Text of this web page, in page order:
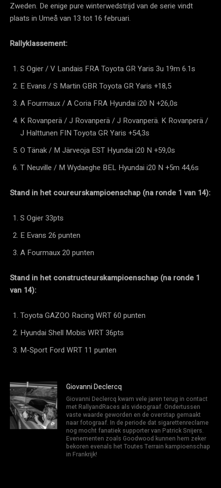
Zweden. De enige pure winterwedstrijd van de serie vindt
plaats in Umeå van 13 tot 16 februari.
Rallyklassement:
S Ogier / V Landais FRA Toyota GR Yaris 3u 19m 6.1s
E Evans / S Martin GBR Toyota GR Yaris +18,5
A Fourmaux / A Coria FRA Hyundai i20 N +26,0s
K Rovanperä / J Rovanperä / J Rovanperä. K Rovanperä /
J Halttunen FIN Toyota GR Yaris +54,3s
O Tänak / M Järveoja EST Hyundai i20 N +59,0s
T Neuville / M Wydaeghe BEL Hyundai i20 N +5m 44,6s
Stand in het coureurskampioenschap (na ronde 1 van 14):
S Ogier 33pts
E Evans 26 punten
A Fourmaux 20 punten
Stand in het constructeurskampioenschap (na ronde 1
van 14):
Toyota GAZOO Racing WRT 60 punten
Hyundai Shell Mobis WRT 36pts
M-Sport Ford WRT 11 punten
Giovanni Declercq
Giovanni Declercq kwam vele jaren terug in contact
met RallyandRaces als videograaf. Ondertussen
vaste waarde geworden en de overstap gemaakt
naar fotograaf. In de periode dat sigarettenreclame
nog mocht fanatiek supporter van Patrick Snijers.
Evenementen zoals Goodwood kunnen hem zeker
bekoren evenals het Toutes Terrain kampioenschap
in Frankrijk!